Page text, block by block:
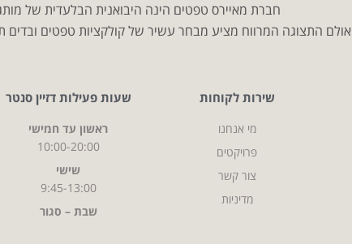
חברת מאיירס טפטים הינה היבואנית הבלעדית של
אולם התצוגה המרווח מציע מבחר עשיר של קולקציות טפטים ובדים
שירות לקוחות
מי אנחנו
פרויקטים
צור קשר
מדיניות
שעות פעילות דזיין סנטר
ראשון עד חמישי
10:00-20:00
שישי
9:45-13:00
שבת – סגור